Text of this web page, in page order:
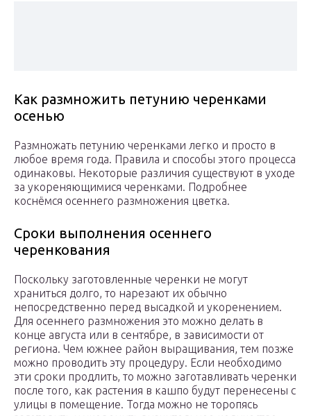
Как размножить петунию черенками
осенью
Размножать петунию черенками легко и просто в
любое время года. Правила и способы этого процесса
одинаковы. Некоторые различия существуют в уходе
за укореняющимися черенками. Подробнее
коснёмся осеннего размножения цветка.
Сроки выполнения осеннего
черенкования
Поскольку заготовленные черенки не могут
храниться долго, то нарезают их обычно
непосредственно перед высадкой и укоренением.
Для осеннего размножения это можно делать в
конце августа или в сентябре, в зависимости от
региона. Чем южнее район выращивания, тем позже
можно проводить эту процедуру. Если необходимо
эти сроки продлить, то можно заготавливать черенки
после того, как растения в кашпо будут перенесены с
улицы в помещение. Тогда можно не торопясь